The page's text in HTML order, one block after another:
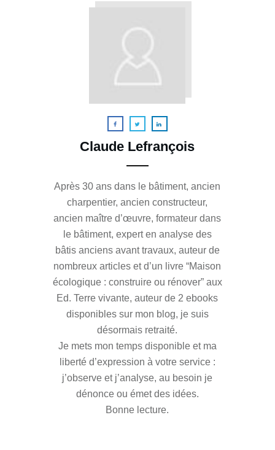
Claude Lefrançois
Après 30 ans dans le bâtiment, ancien
charpentier, ancien constructeur,
ancien maître d’œuvre, formateur dans
le bâtiment, expert en analyse des
bâtis anciens avant travaux, auteur de
nombreux articles et d’un livre “Maison
écologique : construire ou rénover” aux
Ed. Terre vivante, auteur de 2 ebooks
disponibles sur mon blog, je suis
désormais retraité.
Je mets mon temps disponible et ma
liberté d’expression à votre service :
j’observe et j’analyse, au besoin je
dénonce ou émet des idées.
Bonne lecture.